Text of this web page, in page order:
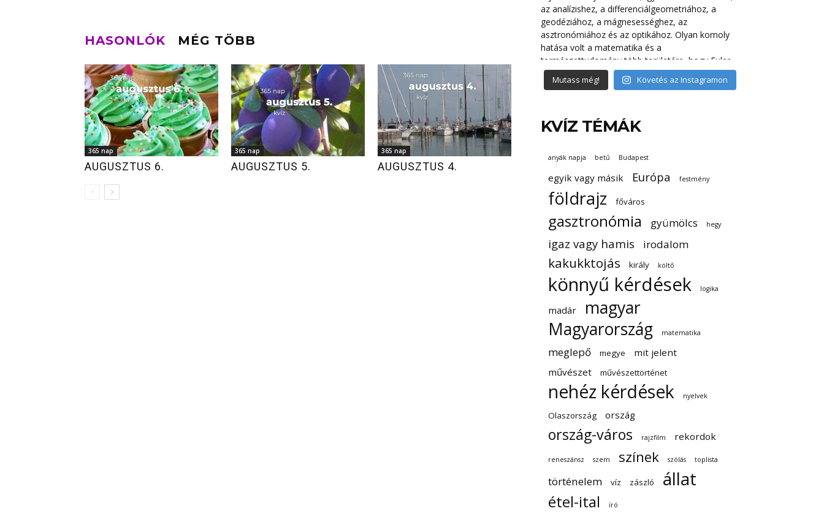
HASONLÓK MÉG TÖBB
365 nap
AUGUSZTUS 6.
365 nap
AUGUSZTUS 5.
365 nap
AUGUSZTUS 4.
Mutass még! Követés az Instagramon
KVÍZ TÉMÁK
anyák napja betű Budapest
egyik vagy másik Európa festmény
földrajz főváros
gasztronómia gyümölcs hegy
igaz vagy hamis irodalom
kakukktojás király költő
könnyű kérdések logika
madár
magyar
Magyarország
matematika
meglepő megye
mit jelent
művészet
művészettörténet
nehéz kérdések nyelvek
Olaszország ország
ország-város rajzfilm rekordok
reneszánsz szem színek szólás toplista
történelem víz zászló állat
étel-ital író